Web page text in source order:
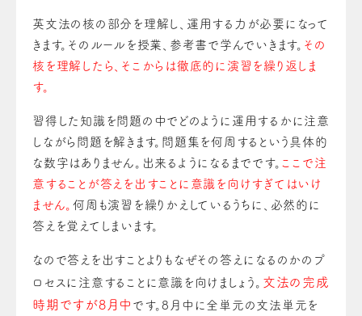
英文法の核の部分を理解し、運用する力が必要になって
きます。そのルールを授業、参考書で学んでいきます。 その
核を理解したら、そこからは徹底的に演習を繰り返しま
す。
習得した知識を問題の中でどのように運用するかに注意
しながら問題を解きます。問題集を何周するという具体的
な数字はありません。出来るようになるまでです。 ここで注
意することが答えを出すことに意識を向けすぎてはいけ
ません。 何周も演習を繰りかえしているうちに、必然的に
答えを覚えてしまいます。
なので答えを出すことよりもなぜその答えになるのかのプ
ロセスに注意することに意識を向けましょう。 文法の完成
時期ですが8月中 です。8月中に全単元の文法単元を